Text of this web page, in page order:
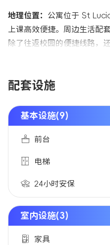
地理位置： 公寓位于 St
上课高效便捷。周边生活配
除了往返校园的便捷线路，
配套设施
基本设施(9)
前台
电梯
24小时安保
室内设施(3)
家具